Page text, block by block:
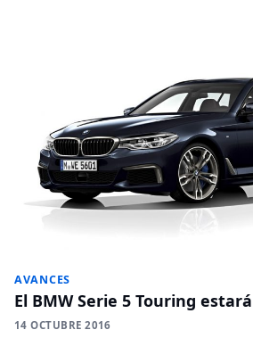
AVANCES
El BMW Serie 5 Touring
14 OCTUBRE 2016